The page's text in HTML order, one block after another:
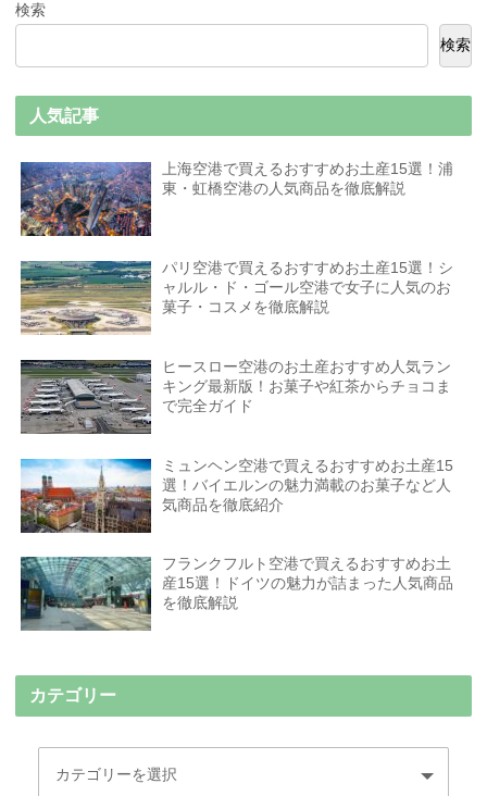
検索
検索
人気記事
上海空港で買えるおすすめお土産15選！浦
東・虹橋空港の人気商品を徹底解説
パリ空港で買えるおすすめお土産15選！シ
ャルル・ド・ゴール空港で女子に人気のお
菓子・コスメを徹底解説
ヒースロー空港のお土産おすすめ人気ラン
キング最新版！お菓子や紅茶からチョコま
で完全ガイド
ミュンヘン空港で買えるおすすめお土産15
選！バイエルンの魅力満載のお菓子など人
気商品を徹底紹介
フランクフルト空港で買えるおすすめお土
産15選！ドイツの魅力が詰まった人気商品
を徹底解説
カテゴリー